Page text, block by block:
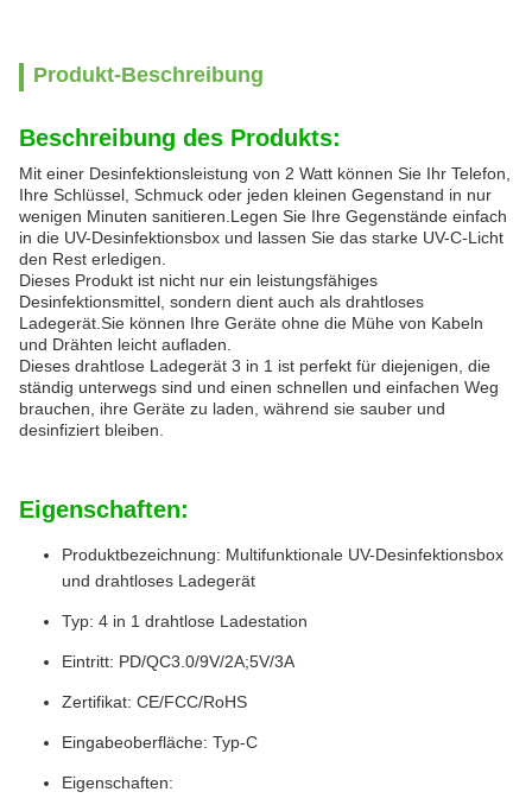
Produkt-Beschreibung
Beschreibung des Produkts:
Mit einer Desinfektionsleistung von 2 Watt können Sie Ihr Telefon,
Ihre Schlüssel, Schmuck oder jeden kleinen Gegenstand in nur
wenigen Minuten sanitieren.Legen Sie Ihre Gegenstände einfach
in die UV-Desinfektionsbox und lassen Sie das starke UV-C-Licht
den Rest erledigen.
Dieses Produkt ist nicht nur ein leistungsfähiges
Desinfektionsmittel, sondern dient auch als drahtloses
Ladegerät.Sie können Ihre Geräte ohne die Mühe von Kabeln
und Drähten leicht aufladen.
Dieses drahtlose Ladegerät 3 in 1 ist perfekt für diejenigen, die
ständig unterwegs sind und einen schnellen und einfachen Weg
brauchen, ihre Geräte zu laden, während sie sauber und
desinfiziert bleiben.
Eigenschaften:
Produktbezeichnung: Multifunktionale UV-Desinfektionsbox
und drahtloses Ladegerät
Typ: 4 in 1 drahtlose Ladestation
Eintritt: PD/QC3.0/9V/2A;5V/3A
Zertifikat: CE/FCC/RoHS
Eingabeoberfläche: Typ-C
Eigenschaften: